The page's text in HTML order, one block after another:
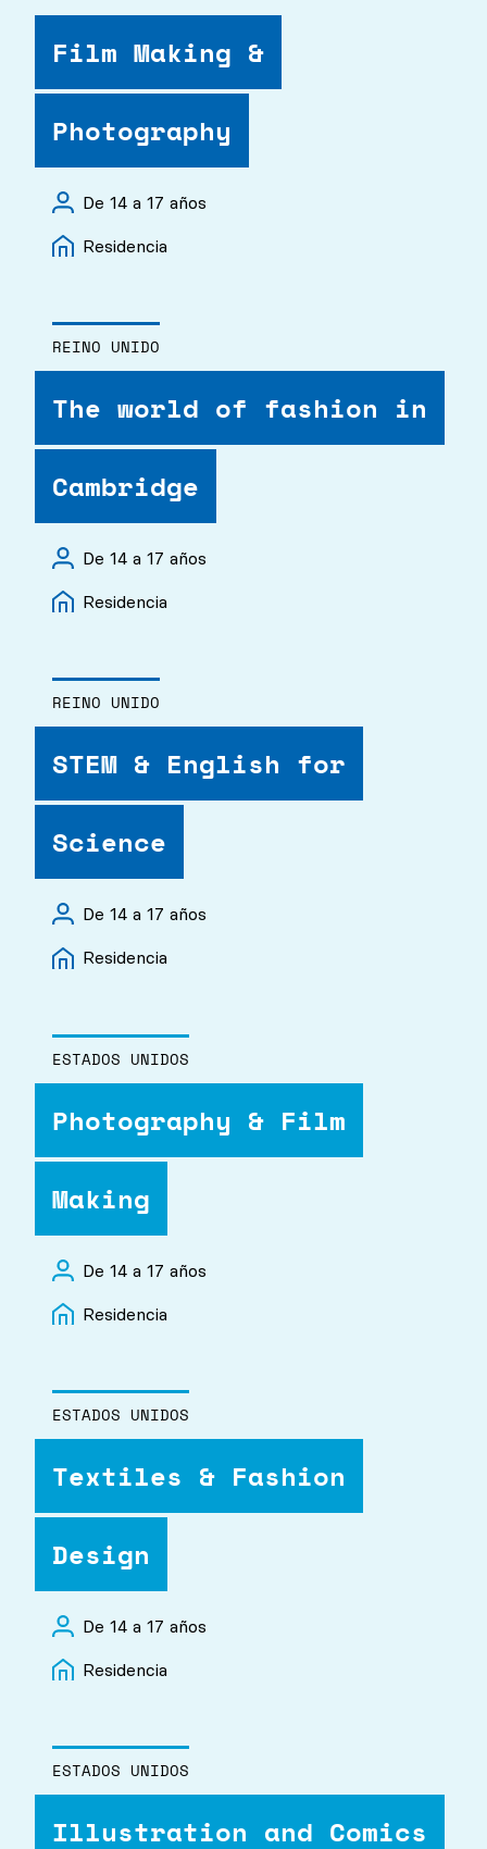
Film Making &
Photography
De 14 a 17 años
Residencia
REINO UNIDO
The world of fashion in
Cambridge
De 14 a 17 años
Residencia
REINO UNIDO
STEM & English for
Science
De 14 a 17 años
Residencia
ESTADOS UNIDOS
Photography & Film
Making
De 14 a 17 años
Residencia
ESTADOS UNIDOS
Textiles & Fashion
Design
De 14 a 17 años
Residencia
ESTADOS UNIDOS
Illustration and Comics